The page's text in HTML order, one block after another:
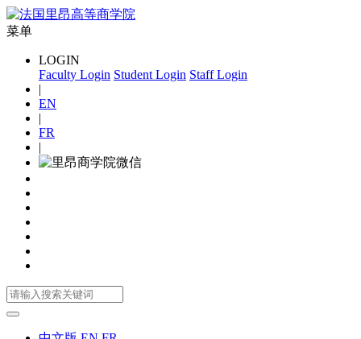
菜单
LOGIN
Faculty Login Student Login Staff Login
|
EN
|
FR
|